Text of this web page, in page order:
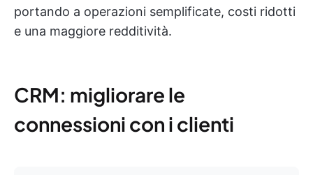
portando a operazioni semplificate, costi ridotti
e una maggiore redditività.
CRM: migliorare le
connessioni con i clienti